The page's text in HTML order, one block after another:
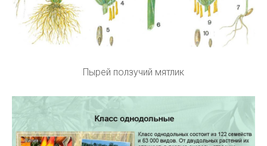
Пырей ползучий мятлик